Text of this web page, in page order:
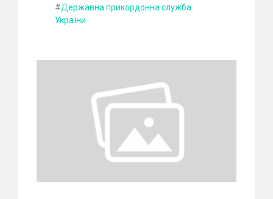
#Державна прикордонна служба
України